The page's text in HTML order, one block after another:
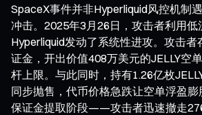
SpaceX事件并非Hyperliquid风控机制
冲击。2025年3月26日，攻击者利用低
Hyperliquid发动了系统性进攻。攻击者
证金，开出价值408万美元的JELLY空
杆上限。与此同时，持有1.26亿枚
同步抛售，代币价格急跌让空单浮盈
保证金提取阶段——攻击者迅速撤走